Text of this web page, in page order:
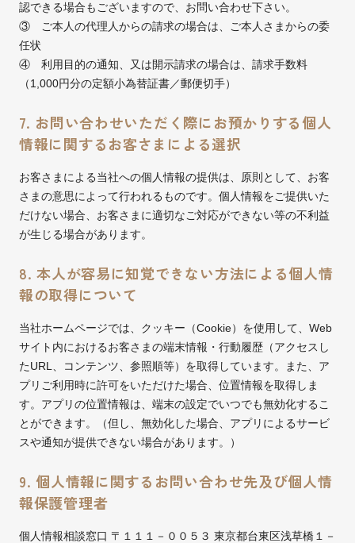
認できる場合もございますので、お問い合わせ下さい。
③ ご本人の代理人からの請求の場合は、ご本人さまからの委
任状
④ 利用目的の通知、又は開示請求の場合は、請求手数料
（1,000円分の定額小為替証書／郵便切手）
7. お問い合わせいただく際にお預かりする個人
情報に関するお客さまによる選択
お客さまによる当社への個人情報の提供は、原則として、お客
さまの意思によって行われるものです。個人情報をご提供いた
だけない場合、お客さまに適切なご対応ができない等の不利益
が生じる場合があります。
8. 本人が容易に知覚できない方法による個人情
報の取得について
当社ホームページでは、クッキー（Cookie）を使用して、Web
サイト内におけるお客さまの端末情報・行動履歴（アクセスし
たURL、コンテンツ、参照順等）を取得しています。また、ア
プリご利用時に許可をいただけた場合、位置情報を取得しま
す。アプリの位置情報は、端末の設定でいつでも無効化するこ
とができます。（但し、無効化した場合、アプリによるサービ
スや通知が提供できない場合があります。）
9. 個人情報に関するお問い合わせ先及び個人情
報保護管理者
個人情報相談窓口 〒１１１－００５３ 東京都台東区浅草橋１－